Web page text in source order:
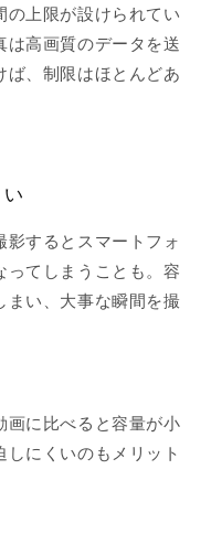
上限が設けられてい
は高画質のデータを送
ば、制限はほとんどあ
するとスマートフォ
ってしまうことも。容
まい、大事な瞬間を撮
画に比べると容量が小
にくいのもメリット